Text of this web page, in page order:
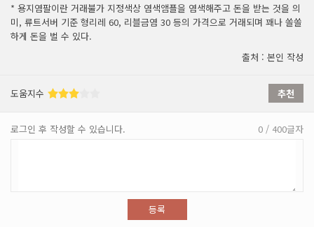
* 용지염팔이란 거래불가 지정색상 염색앰플을 염색해주고 돈을 받는 것을 의
미, 류트서버 기준 형리레 60, 리블금염 30 등의 가격으로 거래되며 꽤나 쏠쏠
하게 돈을 벌 수 있다.
출처 : 본인 작성
도움지수 추천
로그인 후 작성할 수 있습니다. 0 / 400글자
등록